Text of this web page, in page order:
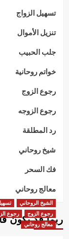
تسهيل الزواج
تنزيل الأموال
جلب الحبيب
خواتم روحانية
رجوع الزوج
رجوع الزوجه
رد المطلقة
شيخ روحاني
فك السحر
معالج روحاني
ربما قد يكون
الشيخ الروحاني
رجوع الزوج
رجوع
معالج روحاني